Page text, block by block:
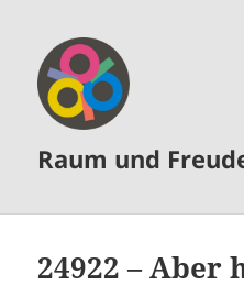
Raum und
24922 – Aber